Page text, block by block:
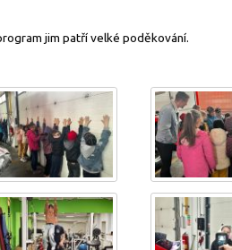
jim patří velké poděkování.